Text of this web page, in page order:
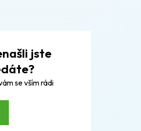
jste
se vším rádi